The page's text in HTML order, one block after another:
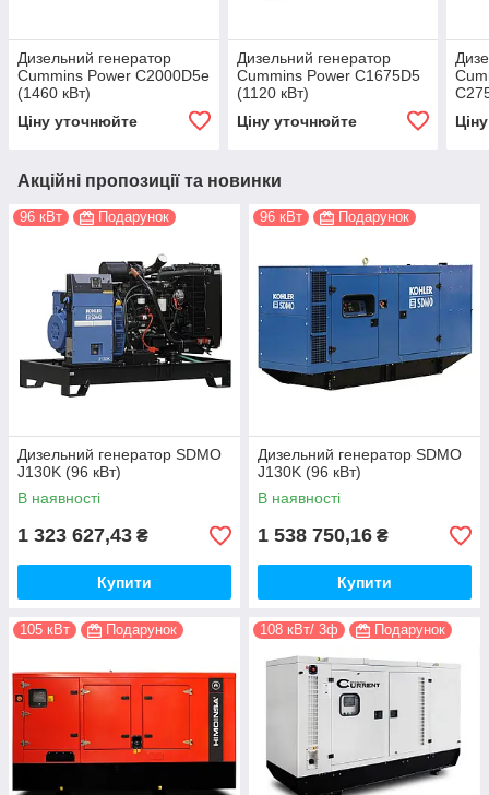
Дизельний генератор
Cummins Power C2000D5е
(1460 кВт)
Ціну уточнюйте
Дизельний генератор
Cummins Power C1675D5
(1120 кВт)
Ціну уточнюйте
Акційні пропозиції та новинки
96 кВт Подарунок
Дизельний генератор SDMO
J130K (96 кВт)
В наявності
1 323 627,43 ₴
Купити
96 кВт Подарунок
Дизельний генератор SDMO
J130K (96 кВт)
В наявності
1 538 750,16 ₴
Купити
105 кВт Подарунок 108 кВт/ 3ф Подарунок